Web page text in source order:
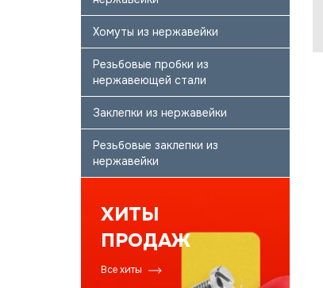
Хомуты из нержавейки
Резьбовые пробки из
нержавеющей стали
Заклепки из нержавейки
Резьбовые заклепки из
нержавейки
ХИТЫ
ПРОДАЖ
Все хиты